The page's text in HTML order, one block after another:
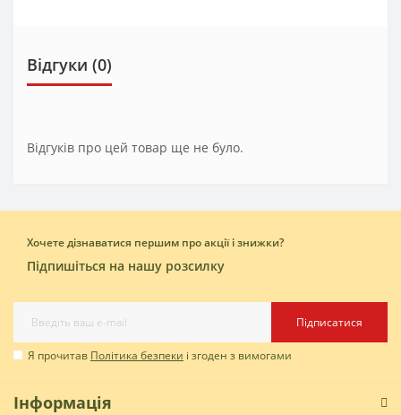
Відгуки (0)
Відгуків про цей товар ще не було.
Хочете дізнаватися першим про акції і знижки?
Підпишіться на нашу розсилку
Підписатися
Я прочитав Політика безпеки і згоден з вимогами
Інформація